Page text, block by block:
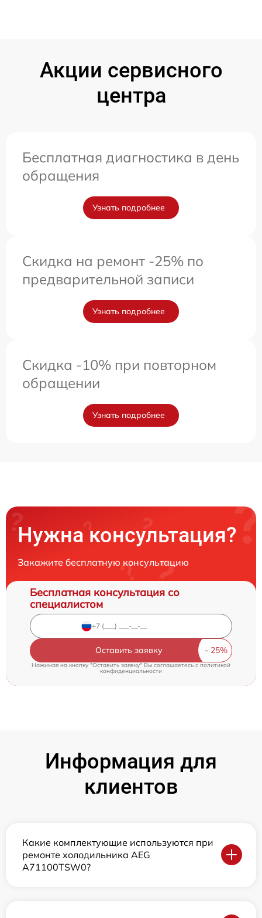
Акции сервисного
центра
Бесплатная диагностика в день
обращения
Узнать подробнее
Скидка на ремонт -25% по
предварительной записи
Узнать подробнее
Скидка -10% при повторном
обращении
Узнать подробнее
Нужна консультация?
Закажите бесплатную консультацию
Бесплатная консультация со
специалистом
Оставить заявку
Нажимая на кнопку "Оставить заявку" Вы соглашаетесь cполитикой
конфиденциальности
Информация для
клиентов
Какие комплектующие используются при
ремонте холодильника AEG
A71100TSW0?